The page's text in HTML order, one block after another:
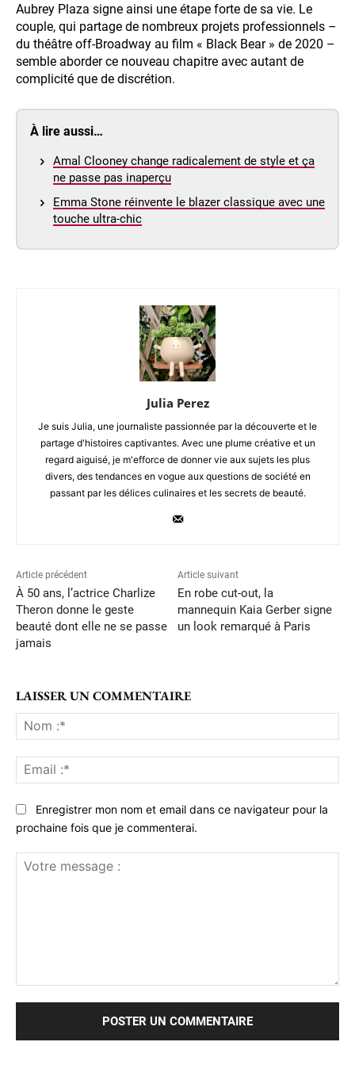
Aubrey Plaza signe ainsi une étape forte de sa vie. Le
couple, qui partage de nombreux projets professionnels –
du théâtre off-Broadway au film « Black Bear » de 2020 –
semble aborder ce nouveau chapitre avec autant de
complicité que de discrétion.
À lire aussi…
Amal Clooney change radicalement de style et ça
ne passe pas inaperçu
Emma Stone réinvente le blazer classique avec une
touche ultra-chic
Julia Perez
Je suis Julia, une journaliste passionnée par la découverte et le
partage d'histoires captivantes. Avec une plume créative et un
regard aiguisé, je m'efforce de donner vie aux sujets les plus
divers, des tendances en vogue aux questions de société en
passant par les délices culinaires et les secrets de beauté.
Article précédent
À 50 ans, l’actrice Charlize
Theron donne le geste
beauté dont elle ne se passe
jamais
Article suivant
En robe cut-out, la
mannequin Kaia Gerber signe
un look remarqué à Paris
LAISSER UN COMMENTAIRE
:*
:*
Enregistrer mon nom et email dans ce navigateur pour la
prochaine fois que je commenterai.